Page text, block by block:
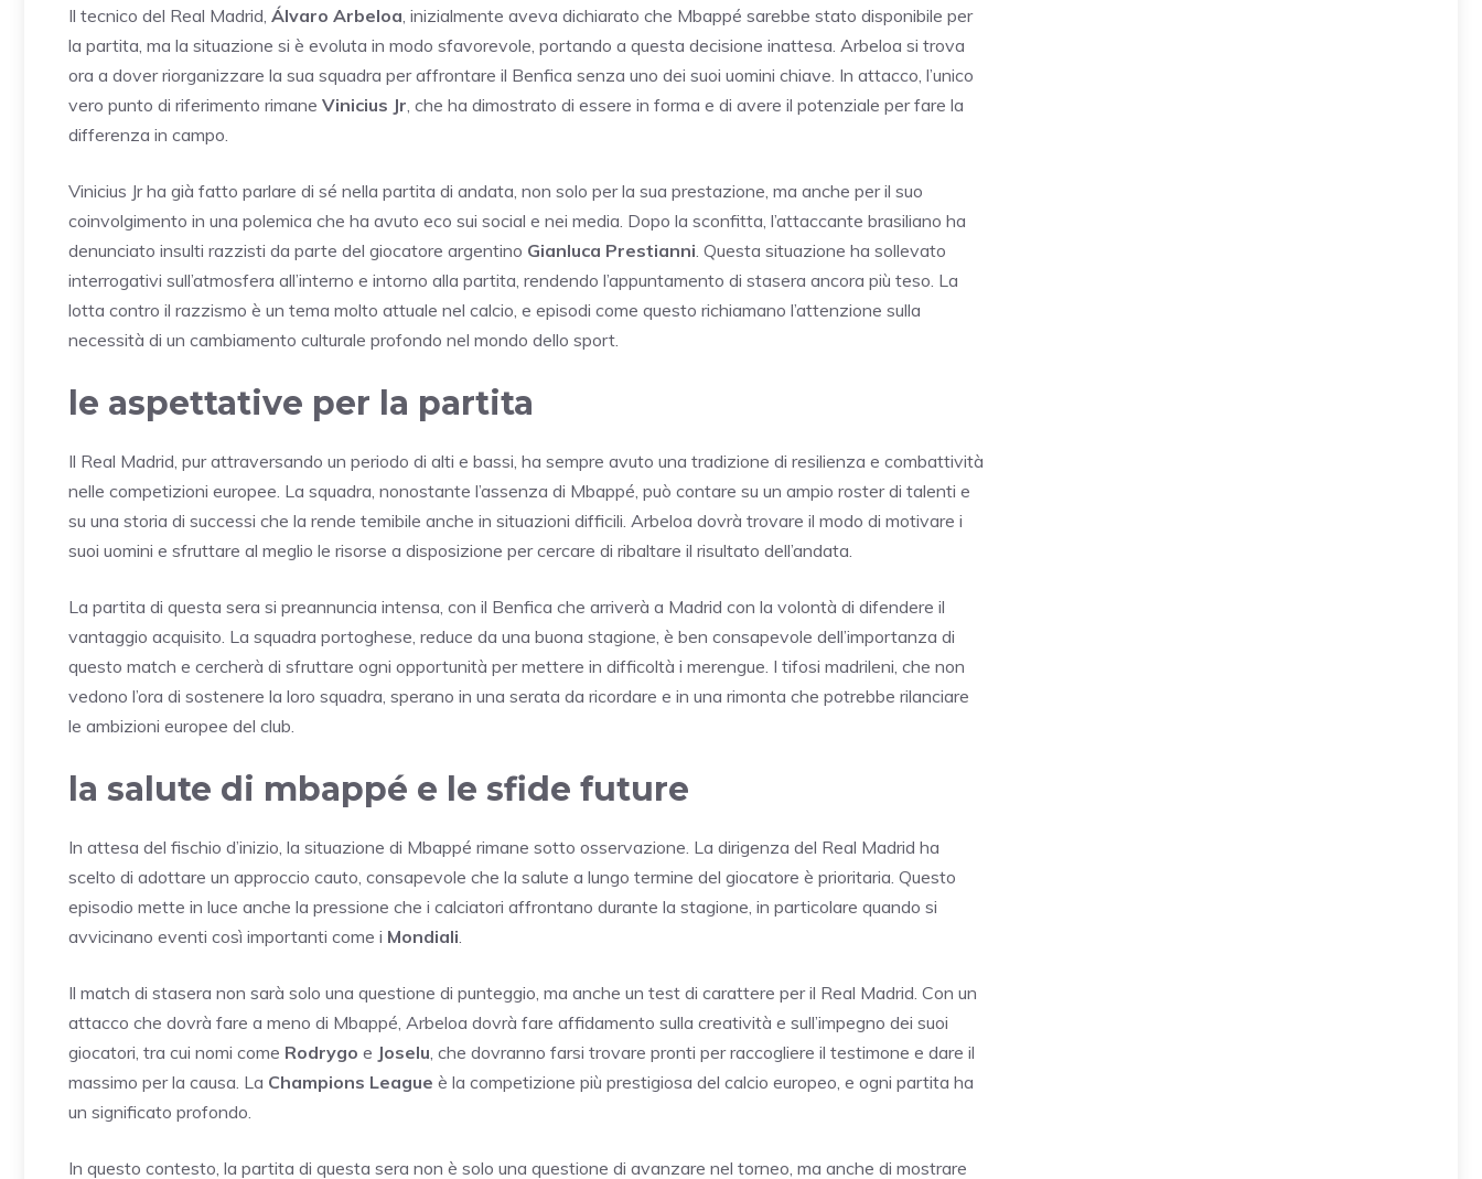
Il tecnico del Real Madrid, Álvaro Arbeloa , inizialmente aveva dichiarato che Mbappé sarebbe stato disponibile per
la partita, ma la situazione si è evoluta in modo sfavorevole, portando a questa decisione inattesa. Arbeloa si trova
ora a dover riorganizzare la sua squadra per affrontare il Benfica senza uno dei suoi uomini chiave. In attacco, l’unico
vero punto di riferimento rimane Vinicius Jr , che ha dimostrato di essere in forma e di avere il potenziale per fare la
differenza in campo.
Vinicius Jr ha già fatto parlare di sé nella partita di andata, non solo per la sua prestazione, ma anche per il suo
coinvolgimento in una polemica che ha avuto eco sui social e nei media. Dopo la sconfitta, l’attaccante brasiliano ha
denunciato insulti razzisti da parte del giocatore argentino Gianluca Prestianni . Questa situazione ha sollevato
interrogativi sull’atmosfera all’interno e intorno alla partita, rendendo l’appuntamento di stasera ancora più teso. La
lotta contro il razzismo è un tema molto attuale nel calcio, e episodi come questo richiamano l’attenzione sulla
necessità di un cambiamento culturale profondo nel mondo dello sport.
le aspettative per la partita
Il Real Madrid, pur attraversando un periodo di alti e bassi, ha sempre avuto una tradizione di resilienza e combattività
nelle competizioni europee. La squadra, nonostante l’assenza di Mbappé, può contare su un ampio roster di talenti e
su una storia di successi che la rende temibile anche in situazioni difficili. Arbeloa dovrà trovare il modo di motivare i
suoi uomini e sfruttare al meglio le risorse a disposizione per cercare di ribaltare il risultato dell’andata.
La partita di questa sera si preannuncia intensa, con il Benfica che arriverà a Madrid con la volontà di difendere il
vantaggio acquisito. La squadra portoghese, reduce da una buona stagione, è ben consapevole dell’importanza di
questo match e cercherà di sfruttare ogni opportunità per mettere in difficoltà i merengue. I tifosi madrileni, che non
vedono l’ora di sostenere la loro squadra, sperano in una serata da ricordare e in una rimonta che potrebbe rilanciare
le ambizioni europee del club.
la salute di mbappé e le sfide future
In attesa del fischio d’inizio, la situazione di Mbappé rimane sotto osservazione. La dirigenza del Real Madrid ha
scelto di adottare un approccio cauto, consapevole che la salute a lungo termine del giocatore è prioritaria. Questo
episodio mette in luce anche la pressione che i calciatori affrontano durante la stagione, in particolare quando si
avvicinano eventi così importanti come i Mondiali
Il match di stasera non sarà solo una questione di punteggio, ma anche un test di carattere per il Real Madrid. Con un
attacco che dovrà fare a meno di Mbappé, Arbeloa dovrà fare affidamento sulla creatività e sull’impegno dei suoi
giocatori, tra cui nomi come Rodrygo e Joselu , che dovranno farsi trovare pronti per raccogliere il testimone e dare il
massimo per la causa. La Champions League è la competizione più prestigiosa del calcio europeo, e ogni partita ha
un significato profondo.
In questo contesto, la partita di questa sera non è solo una questione di avanzare nel torneo, ma anche di mostrare